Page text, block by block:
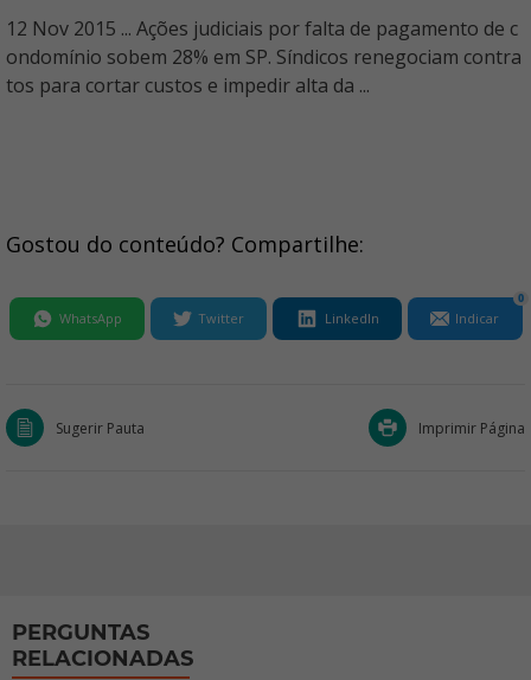
12 Nov 2015 ... Ações judiciais por falta de pagamento de c
ondomínio sobem 28% em SP. Síndicos renegociam contra
tos para cortar custos e impedir alta da ...
Gostou do conteúdo? Compartilhe:
WhatsApp Twitter LinkedIn Indicar
0
Sugerir Pauta Imprimir Página
PERGUNTAS
RELACIONADAS